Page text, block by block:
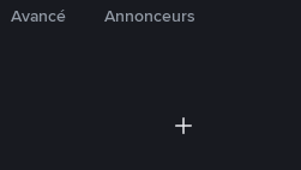
Avancé Annonceurs